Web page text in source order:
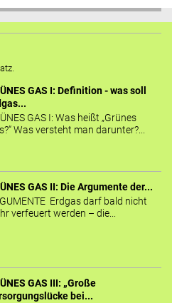
GAS I: Definition - was soll
GAS I: Was heißt „Grünes
Was versteht man darunter?...
GAS II: Die Argumente der...
Erdgas darf bald nicht
verfeuert werden – die...
GAS III: „Große
bei...